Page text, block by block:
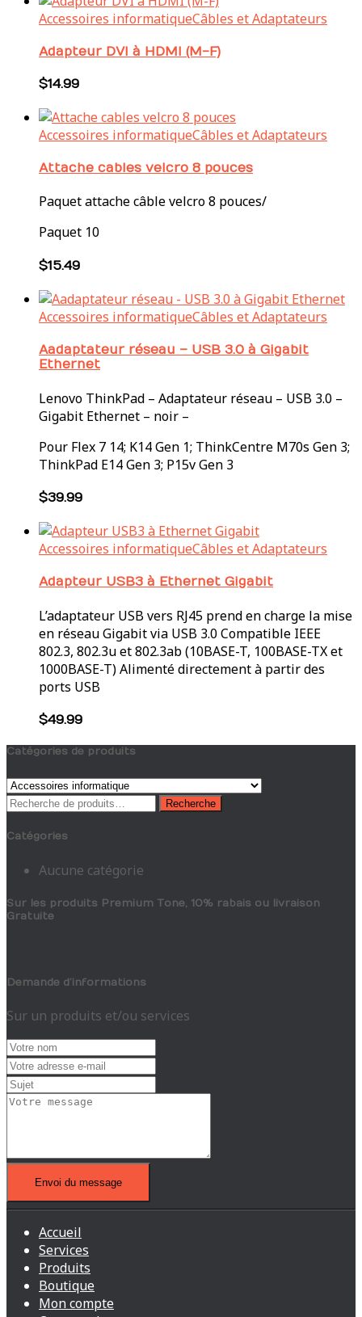
Accessoires informatiqueCâbles et Adaptateurs
Adapteur DVI à HDMI (M-F)
$14.99
Accessoires informatiqueCâbles et Adaptateurs
Attache cables velcro 8 pouces
Paquet attache câble velcro 8 pouces/
Paquet 10
$15.49
Accessoires informatiqueCâbles et Adaptateurs
Aadaptateur réseau – USB 3.0 à Gigabit
Ethernet
Lenovo ThinkPad – Adaptateur réseau – USB 3.0 –
Gigabit Ethernet – noir –
Pour Flex 7 14; K14 Gen 1; ThinkCentre M70s Gen 3;
ThinkPad E14 Gen 3; P15v Gen 3
$39.99
Accessoires informatiqueCâbles et Adaptateurs
Adapteur USB3 à Ethernet Gigabit
L’adaptateur USB vers RJ45 prend en charge la mise
en réseau Gigabit via USB 3.0 Compatible IEEE
802.3, 802.3u et 802.3ab (10BASE-T, 100BASE-TX et
1000BASE-T) Alimenté directement à partir des
ports USB
$49.99
Catégories de produits
Recherche
Recherche
Catégories
Aucune catégorie
Sur les produits Premium Tone, 10% rabais ou livraison
Gratuite
Demande d’informations
Sur un produits et/ou services
Envoi du message
Accueil
Services
Produits
Boutique
Mon compte